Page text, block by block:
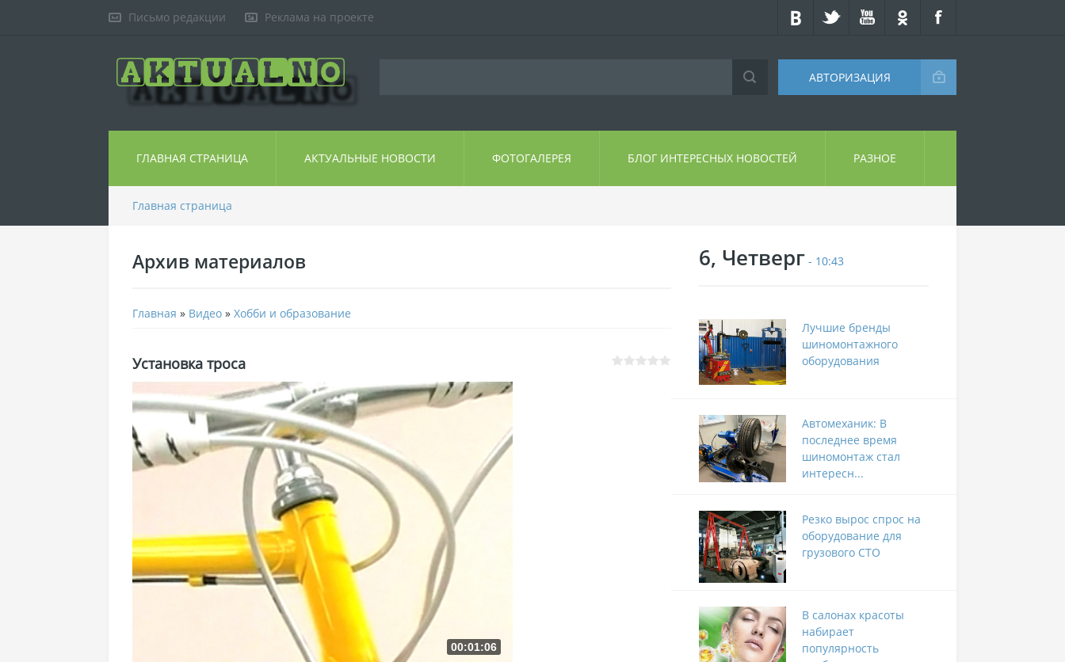
Письмо редакции Реклама на проекте
АВТОРИЗАЦИЯ
ГЛАВНАЯ СТРАНИЦА АКТУАЛЬНЫЕ НОВОСТИ ФОТОГАЛЕРЕЯ БЛОГ ИНТЕРЕСНЫХ НОВОСТЕЙ РАЗНОЕ
Главная страница
Архив материалов
Главная » Видео » Хобби и образование
Установка троса
00:01:06
6, Четверг - 10:43
Лучшие бренды
шиномонтажного
оборудования
Автомеханик: В
последнее время
шиномонтаж стал
интересн...
Резко вырос спрос на
оборудование для
грузового СТО
В салонах красоты
набирает
популярность